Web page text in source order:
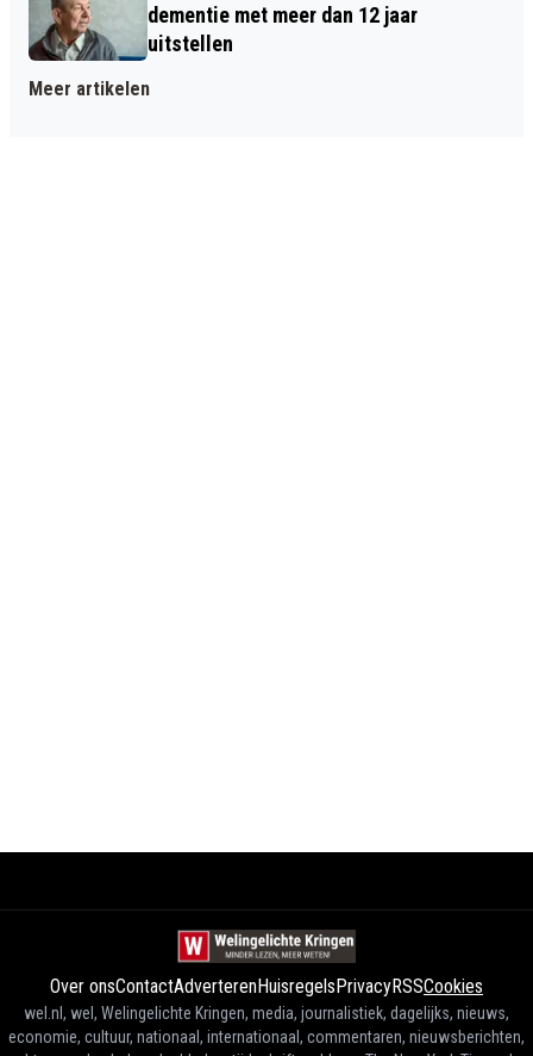
dementie met meer dan 12 jaar
uitstellen
Meer artikelen
Over onsContactAdverterenHuisregelsPrivacyRSSCookies
wel.nl, wel, Welingelichte Kringen, media, journalistiek, dagelijks, nieuws,
economie, cultuur, nationaal, internationaal, commentaren, nieuwsberichten,